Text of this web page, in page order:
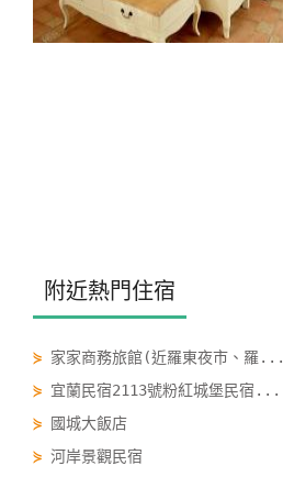
附近熱門住宿
⋟ 家家商務旅館(近羅東夜市、羅...
⋟ 宜蘭民宿2113號粉紅城堡民宿...
⋟
國城大飯店
⋟ 河岸景觀民宿